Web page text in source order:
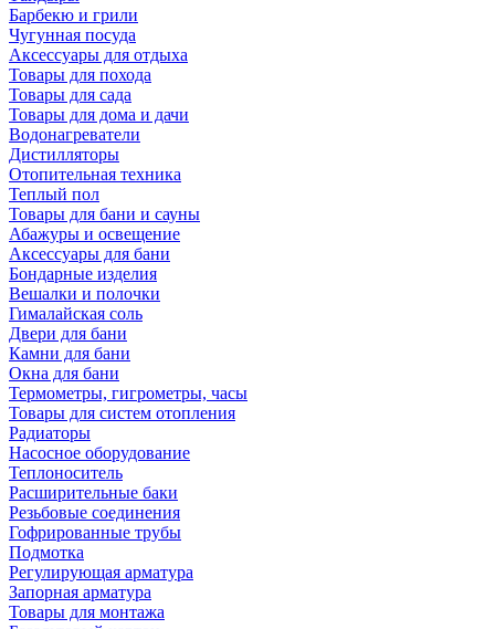
Барбекю и грили
Чугунная посуда
Аксессуары для отдыха
Товары для похода
Товары для сада
Товары для дома и дачи
Водонагреватели
Дистилляторы
Отопительная техника
Теплый пол
Товары для бани и сауны
Абажуры и освещение
Аксессуары для бани
Бондарные изделия
Вешалки и полочки
Гималайская соль
Двери для бани
Камни для бани
Окна для бани
Термометры, гигрометры, часы
Товары для систем отопления
Радиаторы
Насосное оборудование
Теплоноситель
Расширительные баки
Резьбовые соединения
Гофрированные трубы
Подмотка
Регулирующая арматура
Запорная арматура
Товары для монтажа